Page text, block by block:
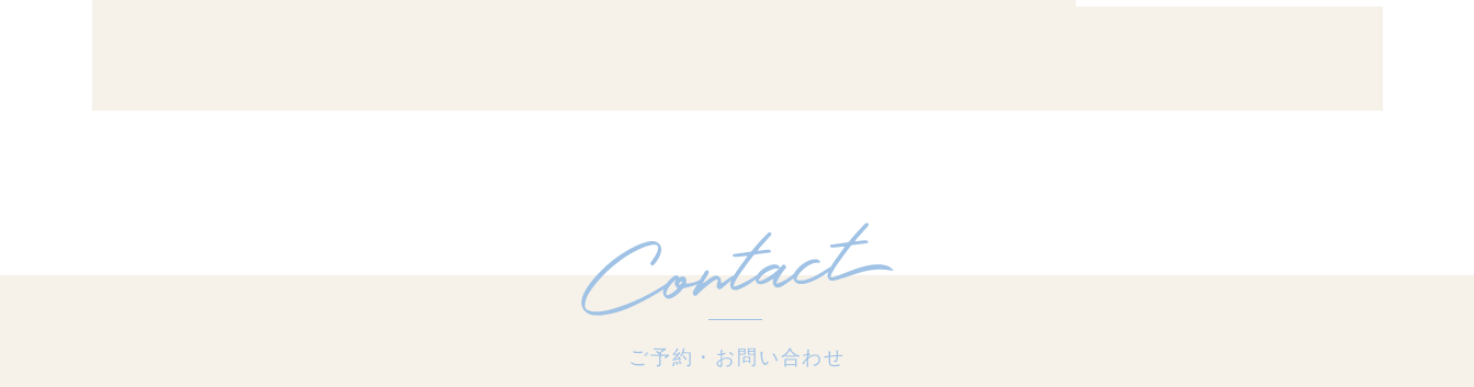
ご予約・お問い合わせ